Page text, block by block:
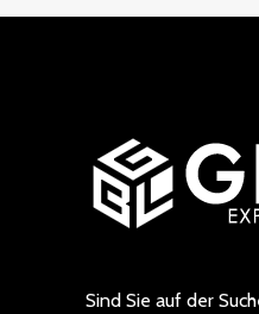
Sind Sie auf der